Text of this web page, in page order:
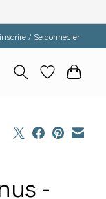
/ Se connecter
-